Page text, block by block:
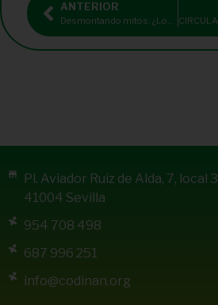
ANTERIOR
Desmontando mitos: ¿Los huevos aumentan el colesterol?
Pl. Aviador Ruiz de Alda, 7, local 3
41004 Sevilla
954 708 498
687 996 251
info@codinan.org